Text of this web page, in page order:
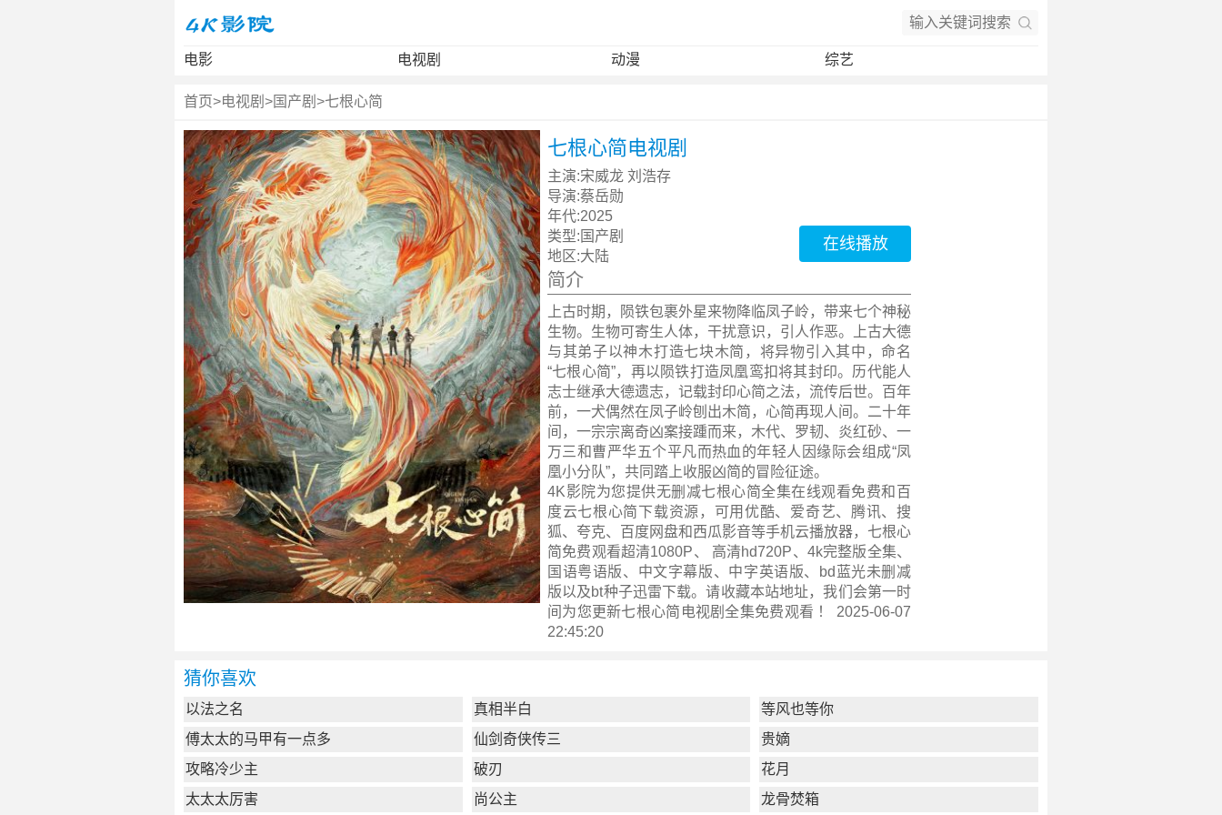
电影 电视剧 动漫 综艺
首页>电视剧 >国产剧 >七根心简
七根心简电视剧
主演:宋威龙 刘浩存
导演:蔡岳勋
年代:2025
类型: 国产剧
地区:大陆
在线播放
简介
上古时期，陨铁包裹外星来物降临凤子岭，带来七个神秘
生物。生物可寄生人体，干扰意识，引人作恶。上古大德
与其弟子以神木打造七块木简，将异物引入其中，命名
“七根心简”，再以陨铁打造凤凰鸾扣将其封印。历代能人
志士继承大德遗志，记载封印心简之法，流传后世。百年
前，一犬偶然在凤子岭刨出木简，心简再现人间。二十年
间，一宗宗离奇凶案接踵而来，木代、罗韧、炎红砂、一
万三和曹严华五个平凡而热血的年轻人因缘际会组成“凤
凰小分队”，共同踏上收服凶简的冒险征途。
4K影院为您提供无删减七根心简全集在线观看免费和百
度云七根心简下载资源，可用优酷、爱奇艺、腾讯、搜
狐、夸克、百度网盘和西瓜影音等手机云播放器，七根心
简免费观看超清1080P、 高清hd720P、4k完整版全集、
国语粤语版、中文字幕版、中字英语版、bd蓝光未删减
版以及bt种子迅雷下载。请收藏本站地址，我们会第一时
间为您更新七根心简电视剧全集免费观看 ！ 2025-06-07
22:45:20
猜你喜欢
以法之名 真相半白
等风也等你
傅太太的马甲有一点多
仙剑奇侠传三
贵嫡
攻略冷少主
破刃
花月
太太太厉害
尚公主 龙骨焚箱